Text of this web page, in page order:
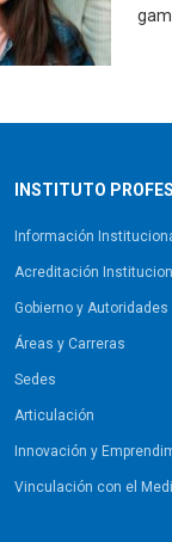
INSTITUTO
Información
Acreditación
Gobierno y Autoridades​
Áreas y Carreras
Sedes
Articulación
Innovación y
Vinculación con el